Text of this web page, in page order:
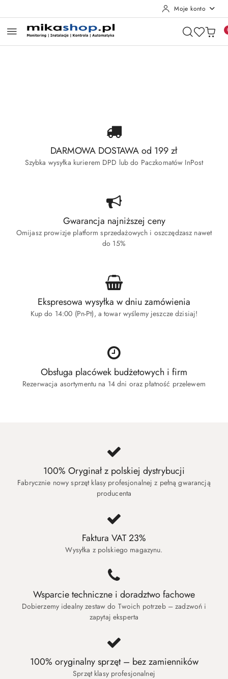
Moje konto
DARMOWA DOSTAWA od 199 zł
Szybka wysyłka kurierem DPD lub do Paczkomatów InPost
Gwarancja najniższej ceny
Omijasz prowizje platform sprzedażowych i oszczędzasz nawet
do 15%
Ekspresowa wysyłka w dniu zamówienia
Kup do 14:00 (Pn-Pt), a towar wyślemy jeszcze dzisiaj!
Obsługa placówek budżetowych i firm
Rezerwacja asortymentu na 14 dni oraz płatność przelewem
100% Oryginał z polskiej dystrybucji
Fabrycznie nowy sprzęt klasy profesjonalnej z pełną gwarancją
producenta
Faktura VAT 23%
Wysyłka z polskiego magazynu.
Wsparcie techniczne i doradztwo fachowe
Dobierzemy idealny zestaw do Twoich potrzeb – zadzwoń i
zapytaj eksperta
100% oryginalny sprzęt – bez zamienników
Sprzęt klasy profesjonalnej